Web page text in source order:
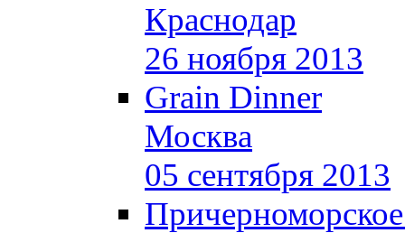
Краснодар
26 ноября 2013
Grain Dinner
Москва
05 сентября 2013